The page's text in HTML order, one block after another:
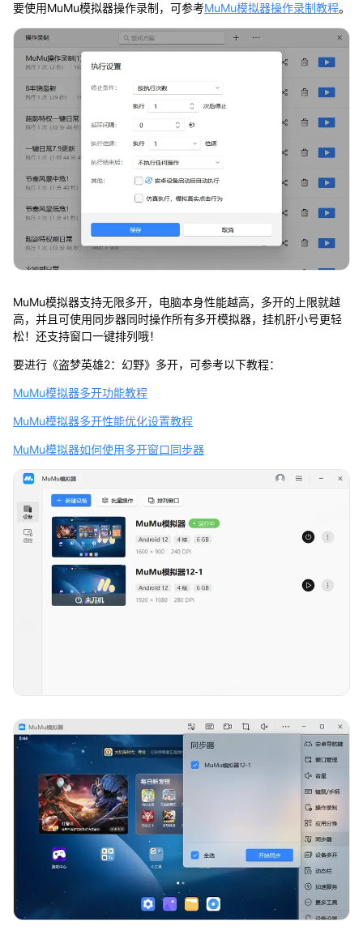
要使用MuMu模拟器操作录制，可参考MuMu模拟器操作录制教程。
MuMu模拟器支持无限多开，电脑本身性能越高，多开的上限就越
高，并且可使用同步器同时操作所有多开模拟器，挂机肝小号更轻
松！还支持窗口一键排列哦！
要进行《盗梦英雄2：幻野》多开，可参考以下教程：
MuMu模拟器多开功能教程
MuMu模拟器多开性能优化设置教程
MuMu模拟器如何使用多开窗口同步器